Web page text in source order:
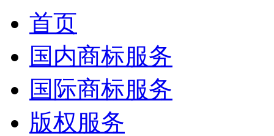
首页
国内商标服务
国际商标服务
版权服务